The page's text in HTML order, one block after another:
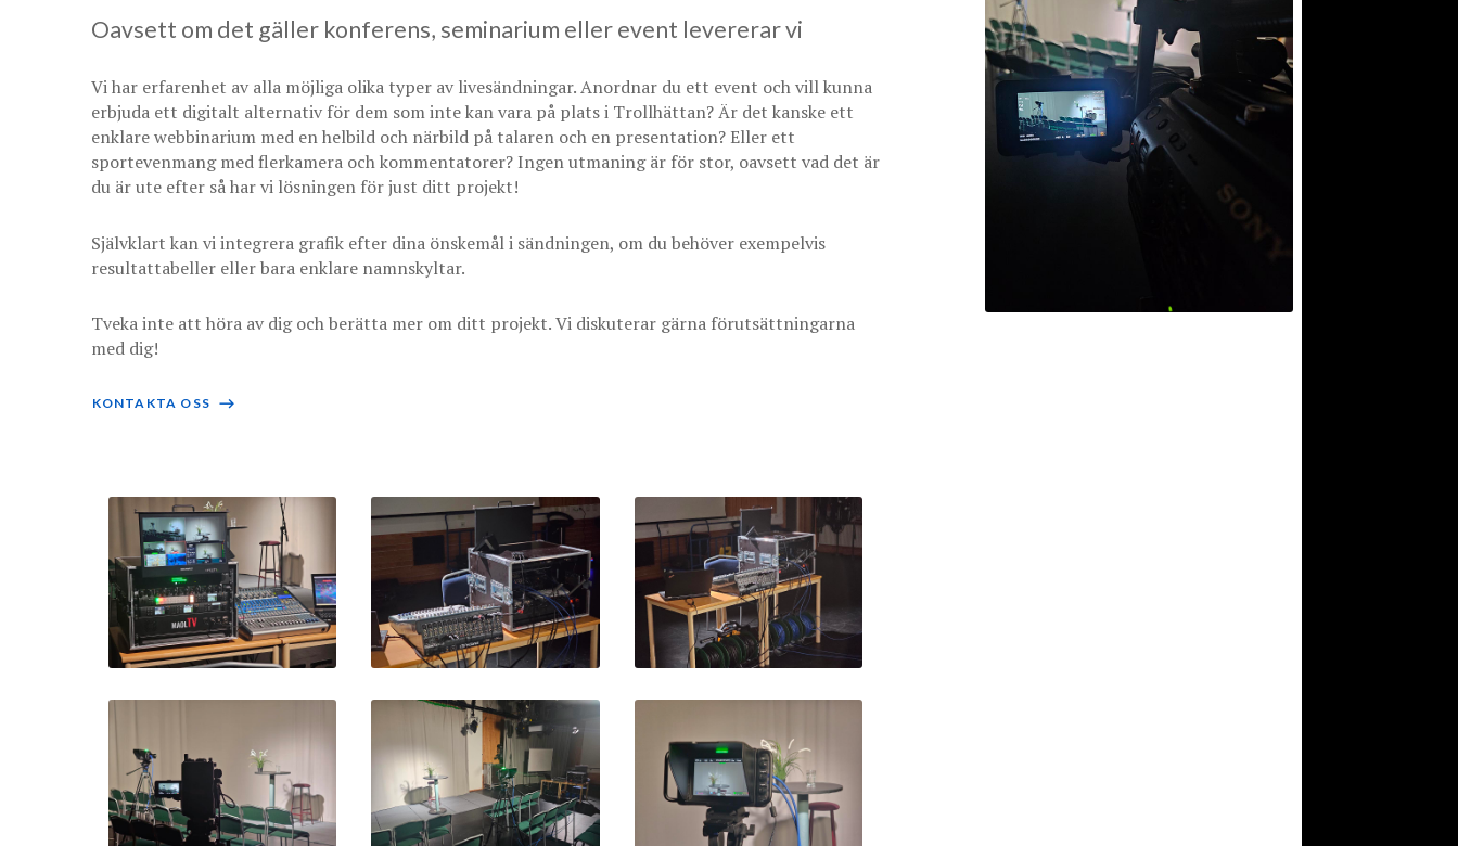
Oavsett om det gäller konferens, seminarium eller event levererar vi
Vi har erfarenhet av alla möjliga olika typer av livesändningar. Anordnar du ett event och vill kunna
erbjuda ett digitalt alternativ för dem som inte kan vara på plats i Trollhättan? Är det kanske ett
enklare webbinarium med en helbild och närbild på talaren och en presentation? Eller ett
sportevenmang med flerkamera och kommentatorer? Ingen utmaning är för stor, oavsett vad det är
du är ute efter så har vi lösningen för just ditt projekt!
Självklart kan vi integrera grafik efter dina önskemål i sändningen, om du behöver exempelvis
resultattabeller eller bara enklare namnskyltar.
Tveka inte att höra av dig och berätta mer om ditt projekt. Vi diskuterar gärna förutsättningarna
med dig!
KONTAKTA OSS ⟶